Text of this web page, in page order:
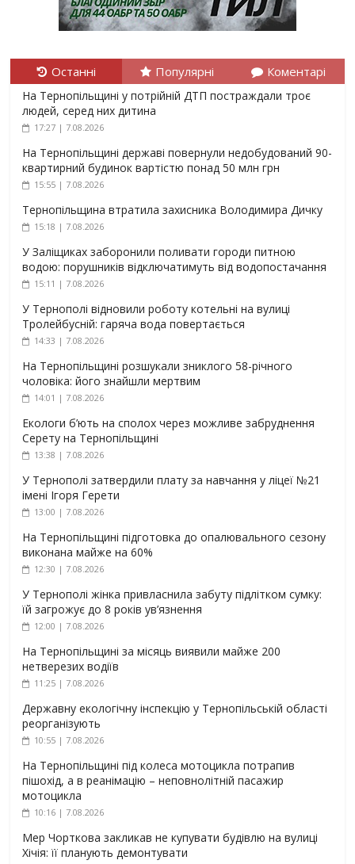
Останні Популярні Коментарі
На Тернопільщині у потрійній ДТП постраждали троє
людей, серед них дитина
17:27 | 7.08.2026
На Тернопільщині державі повернули недобудований 90-
квартирний будинок вартістю понад 50 млн грн
15:55 | 7.08.2026
Тернопільщина втратила захисника Володимира Дичку
15:18 | 7.08.2026
У Заліщиках заборонили поливати городи питною
водою: порушників відключатимуть від водопостачання
15:11 | 7.08.2026
У Тернополі відновили роботу котельні на вулиці
Тролейбусній: гаряча вода повертається
14:33 | 7.08.2026
На Тернопільщині розшукали зниклого 58-річного
чоловіка: його знайшли мертвим
14:01 | 7.08.2026
Екологи б’ють на сполох через можливе забруднення
Серету на Тернопільщині
13:38 | 7.08.2026
У Тернополі затвердили плату за навчання у ліцеї №21
імені Ігоря Герети
13:00 | 7.08.2026
На Тернопільщині підготовка до опалювального сезону
виконана майже на 60%
12:30 | 7.08.2026
У Тернополі жінка привласнила забуту підлітком сумку:
їй загрожує до 8 років ув’язнення
12:00 | 7.08.2026
На Тернопільщині за місяць виявили майже 200
нетверезих водіїв
11:25 | 7.08.2026
Державну екологічну інспекцію у Тернопільській області
реорганізують
10:55 | 7.08.2026
На Тернопільщині під колеса мотоцикла потрапив
пішохід, а в реанімацію – неповнолітній пасажир
мотоцикла
10:16 | 7.08.2026
Мер Чорткова закликав не купувати будівлю на вулиці
Хічія: її планують демонтувати